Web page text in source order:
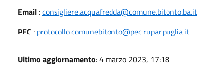
Email :consigliere.acquafredda@comune.bitonto.ba.it
PEC : protocollo.comunebitonto@pec.rupar.puglia.it
Ultimo aggiornamento: 4 marzo 2023, 17:18